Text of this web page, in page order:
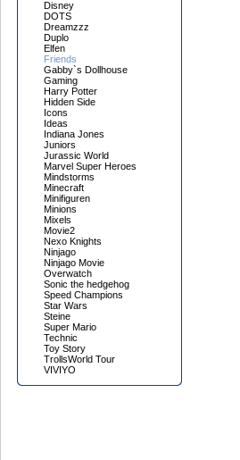
Disney
DOTS
Dreamzzz
Duplo
Elfen
Friends
Gabby`s Dollhouse
Gaming
Harry Potter
Hidden Side
Icons
Ideas
Indiana Jones
Juniors
Jurassic World
Marvel Super Heroes
Mindstorms
Minecraft
Minifiguren
Minions
Mixels
Movie2
Nexo Knights
Ninjago
Ninjago Movie
Overwatch
Sonic the hedgehog
Speed Champions
Star Wars
Steine
Super Mario
Technic
Toy Story
TrollsWorld Tour
VIVIYO